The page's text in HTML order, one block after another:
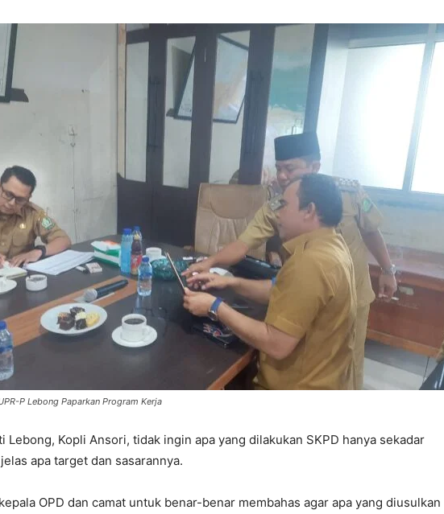
P Lebong Paparkan Program Kerja
Lebong, Kopli Ansori, tidak ingin apa yang dilakukan SKPD hanya sekadar
apa target dan sasarannya.
OPD dan camat untuk benar-benar membahas agar apa yang diusulkan